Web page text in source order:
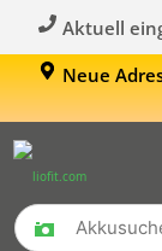
Aktuell
Neue